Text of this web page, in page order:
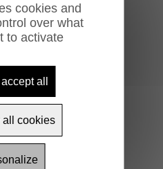
cookies and
over what
to activate
all
all cookies